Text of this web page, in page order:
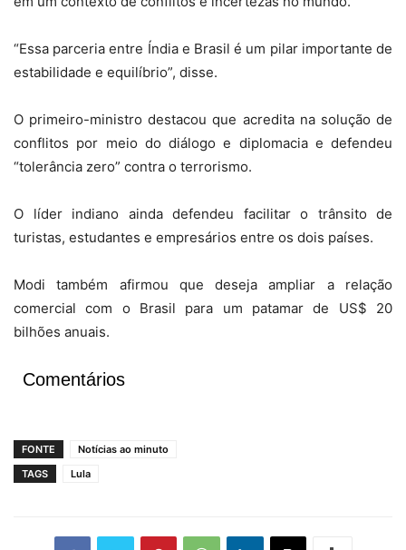
“Essa parceria entre Índia e Brasil é um pilar importante de
estabilidade e equilíbrio”, disse.
O primeiro-ministro destacou que acredita na solução de
conflitos por meio do diálogo e diplomacia e defendeu
“tolerância zero” contra o terrorismo.
O líder indiano ainda defendeu facilitar o trânsito de
turistas, estudantes e empresários entre os dois países.
Modi também afirmou que deseja ampliar a relação
comercial com o Brasil para um patamar de US$ 20
bilhões anuais.
Comentários
FONTE
Notícias ao minuto
TAGS
Lula